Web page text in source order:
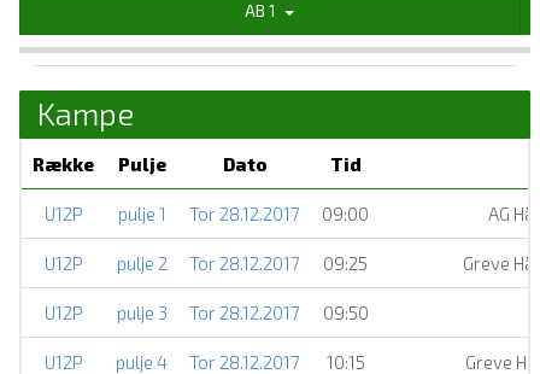
AB 1
Kampe
Række Pulje Dato Tid
U12P pulje 1 Tor 28.12.2017 09:00 AG
U12P pulje 2 Tor 28.12.2017 09:25 Greve
U12P pulje 3 Tor 28.12.2017 09:50
U12P pulje 4 Tor 28.12.2017 10:15 Greve